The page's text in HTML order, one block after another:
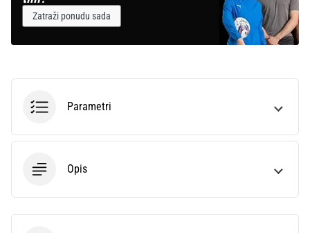
Zatraži ponudu sada
Parametri
Opis